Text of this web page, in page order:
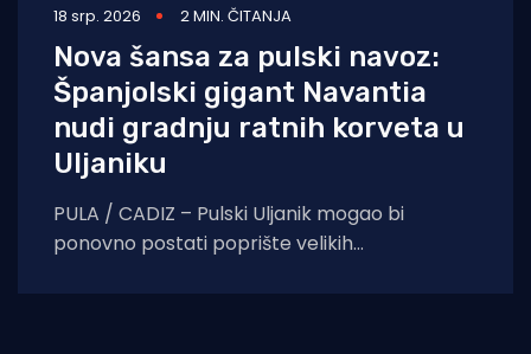
18 srp. 2026 2 MIN. ČITANJA
Nova šansa za pulski navoz:
Španjolski gigant Navantia
nudi gradnju ratnih korveta u
Uljaniku
PULA / CADIZ – Pulski Uljanik mogao bi
ponovno postati poprište velikih